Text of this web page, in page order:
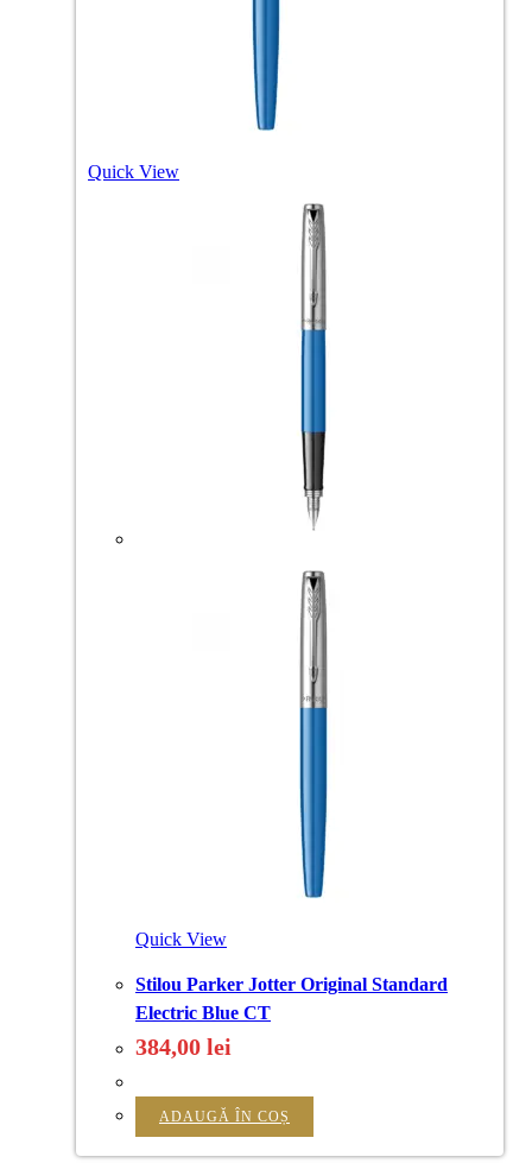
Quick View
Quick View
Stilou Parker Jotter Original Standard
Electric Blue CT
384,00 lei
ADAUGĂ ÎN COȘ